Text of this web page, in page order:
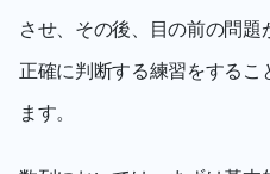
させ、その後、目の前の問
正確に判断する練習をするこ
ます。